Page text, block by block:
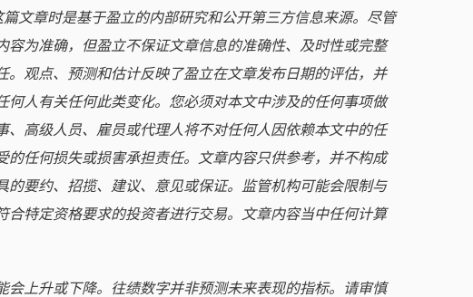
文章时是基于盈立的内部研究和公开第三方信息来源。尽管
容为准确，但盈立不保证文章信息的准确性、及时性或完整
。观点、预测和估计反映了盈立在文章发布日期的评估，并
何人有关任何此类变化。您必须对本文中涉及的任何事项做
、高级人员、雇员或代理人将不对任何人因依赖本文中的任
的任何损失或损害承担责任。文章内容只供参考，并不构成
的要约、招揽、建议、意见或保证。监管机构可能会限制与
合特定资格要求的投资者进行交易。文章内容当中任何计算
会上升或下降。往绩数字并非预测未来表现的指标。请审慎